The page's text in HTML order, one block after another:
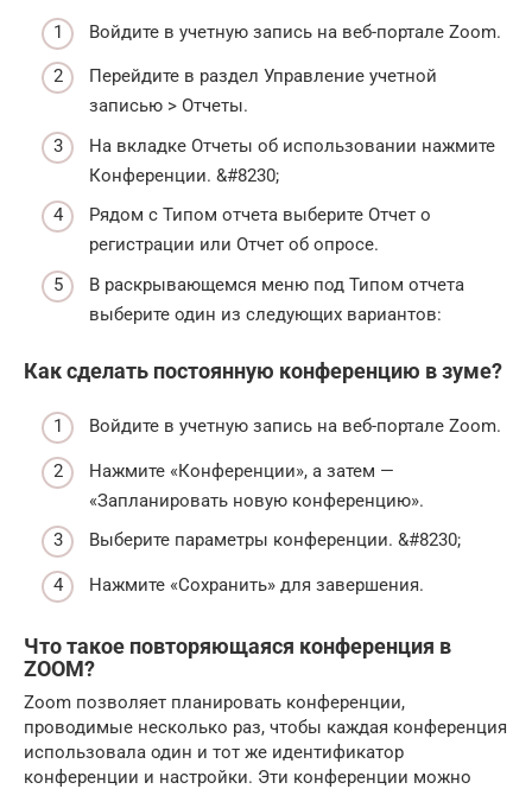
Войдите в учетную запись на веб-портале Zoom.
Перейдите в раздел Управление учетной
записью > Отчеты.
На вкладке Отчеты об использовании нажмите
Конференции. &#8230;
Рядом с Типом отчета выберите Отчет о
регистрации или Отчет об опросе.
В раскрывающемся меню под Типом отчета
выберите один из следующих вариантов:
Как сделать постоянную конференцию в зуме?
Войдите в учетную запись на веб-портале Zoom.
Нажмите «Конференции», а затем —
«Запланировать новую конференцию».
Выберите параметры конференции. &#8230;
Нажмите «Сохранить» для завершения.
Что такое повторяющаяся конференция в
ZOOM?
Zoom позволяет планировать конференции,
проводимые несколько раз, чтобы каждая конференция
использовала один и тот же идентификатор
конференции и настройки. Эти конференции можно